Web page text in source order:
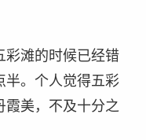
彩滩的时候已经错
。个人觉得五彩
霞美，不及十分之